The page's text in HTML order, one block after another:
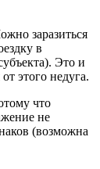
заразиться
в
Это и
этого недуга.
что
не
(возможна